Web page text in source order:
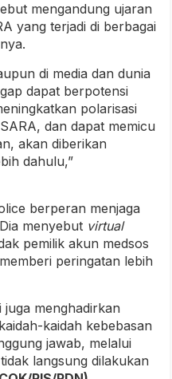
mengandung ujaran
yang terjadi di berbagai
di media dan dunia
dapat berpotensi
polarisasi
dan dapat memicu
akan diberikan
dahulu,”
berperan menjaga
menyebut virtual
pemilik akun medsos
peringatan lebih
menghadirkan
kaidah kebebasan
jawab, melalui
langsung dilakukan